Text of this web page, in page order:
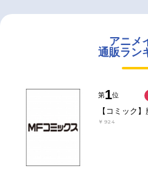
アニメ
通販ラン
第1位
【コミック
￥924